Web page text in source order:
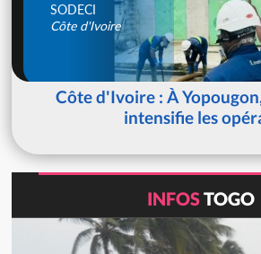
SODECI
Côte d'Ivoire
Côte d'Ivoire : À
intensifie les
INFOSTOGO